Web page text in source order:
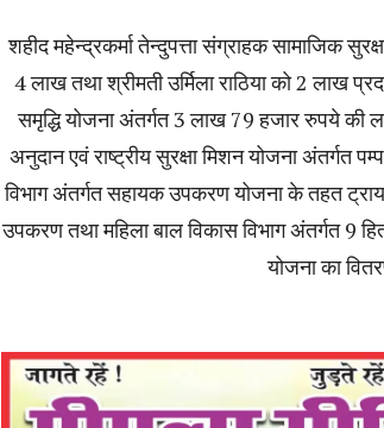
शहीद महेन्द्रकर्मा तेन्दुपत्ता संग्राहक सामाजिक
4 लाख तथा श्रीमती उर्मिला राठिया को 2 लाख
समृद्धि योजना अंतर्गत 3 लाख 79 हजार रुपये की
अनुदान एवं राष्ट्रीय सुरक्षा मिशन योजना अंतर्गत
विभाग अंतर्गत सहायक उपकरण योजना के तहत
उपकरण तथा महिला बाल विकास विभाग अंतर्गत 9
योजना का